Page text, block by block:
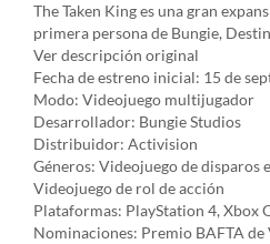
The Taken King es una gran
primera persona de Bungie,
Ver descripción original
Fecha de estreno inicial: 15 de
Modo: Videojuego multijugador
Desarrollador: Bungie Studios
Distribuidor: Activision
Géneros: Videojuego de disparos
Videojuego de rol de acción
Plataformas: PlayStation 4, Xbox
Nominaciones: Premio BAFTA